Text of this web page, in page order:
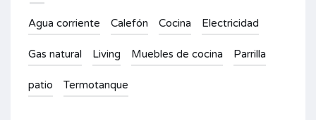
Agua corriente Calefón Cocina Electricidad
Gas natural Living Muebles de cocina Parrilla
patio Termotanque